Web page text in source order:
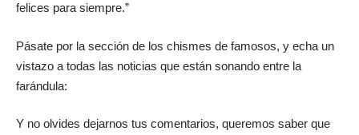
felices para siempre.”
Pásate por la sección de los chismes de famosos, y echa un
vistazo a todas las noticias que están sonando entre la
farándula:
Y no olvides dejarnos tus comentarios, queremos saber que